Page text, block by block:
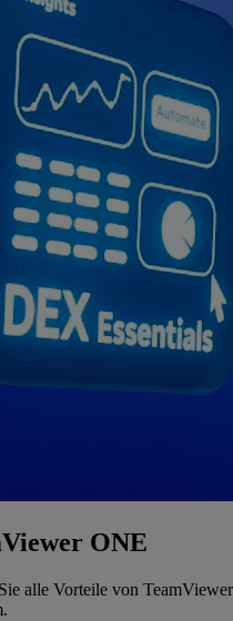
ONE
alle Vorteile von